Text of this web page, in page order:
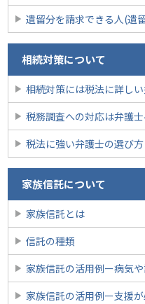
遺留分を請求できる人(遺
相続対策について
相続対策には税法に詳し
税務調査への対応は弁護
税法に強い弁護士の選び方
家族信託について
家族信託とは
信託の種類
家族信託の活用例ー病気
家族信託の活用例ー支援